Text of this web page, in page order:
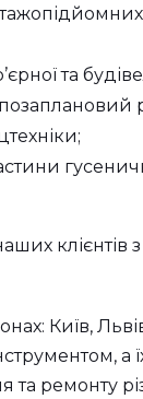
та
клієнтів
Київ,
а
ремонту